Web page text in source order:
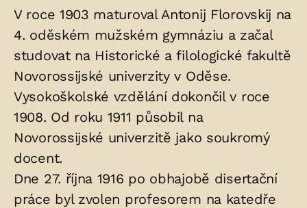
V roce 1903 maturoval Antonij Florovskij na
4. oděském mužském gymnáziu a začal
studovat na Historické a filologické fakultě
Novorossijské univerzity v Oděse.
Vysokoškolské vzdělání dokončil v roce
1908. Od roku 1911 působil na
Novorossijské univerzitě jako soukromý
docent.
Dne 27. října 1916 po obhajobě disertační
práce byl zvolen profesorem na katedře